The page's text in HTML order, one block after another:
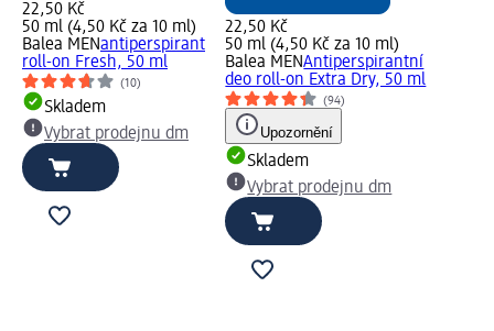
22,50 Kč
50 ml (4,50 Kč za 10 ml)
Balea MENantiperspirant
roll-on Fresh, 50 ml
(10)
Skladem
Vybrat prodejnu dm
22,50 Kč
50 ml (4,50 Kč za 10 ml)
Balea MENAntiperspirantní
deo roll-on Extra Dry, 50 ml
(94)
Upozornění
Skladem
Vybrat prodejnu dm